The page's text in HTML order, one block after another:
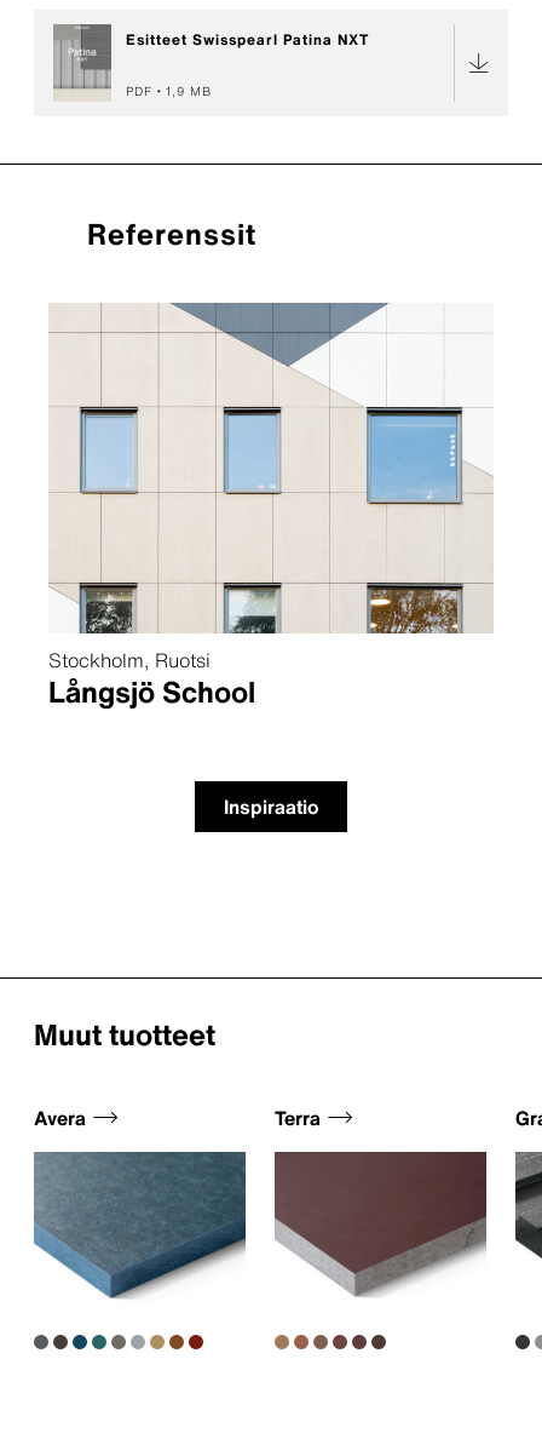
Esitteet Swisspearl Patina NXT
PDF 1,9 MB
Referenssit
Stockholm, Ruotsi
Långsjö School
Inspiraatio
Muut tuotteet
Avera Terra